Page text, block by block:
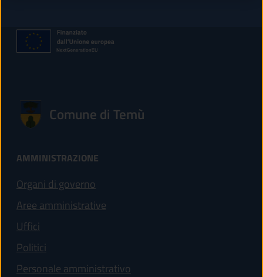
Comune di Temù
AMMINISTRAZIONE
Organi di governo
Aree amministrative
Uffici
Politici
Personale amministrativo